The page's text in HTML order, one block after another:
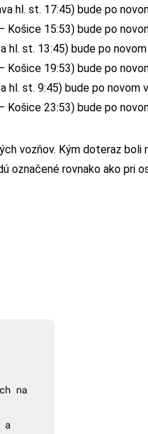
hl. st. 17:45) bude po
Košice 15:53) bude po
hl. st. 13:45) bude po
Košice 19:53) bude po
hl. st. 9:45) bude po novom
Košice 23:53) bude po
vozňov. Kým doteraz
označené rovnako ako pri
na
a